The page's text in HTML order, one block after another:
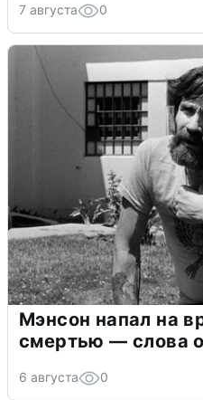
7 августа 0
Мэнсон напал на
смертью — слова
6 августа 0